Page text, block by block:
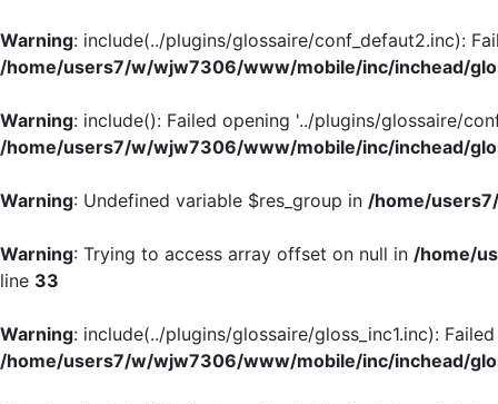
Warning: include(../plugins/glossaire/conf_defaut2.inc):
/home/users7/w/wjw7306/www/mobile/inc/inchead/
Warning: include(): Failed opening '../plugins/glossaire/
/home/users7/w/wjw7306/www/mobile/inc/inchead/
Warning: Undefined variable $res_group in /home/
Warning: Trying to access array offset on null in /home/
line 33
Warning: include(../plugins/glossaire/gloss_inc1.inc):
/home/users7/w/wjw7306/www/mobile/inc/inchead/